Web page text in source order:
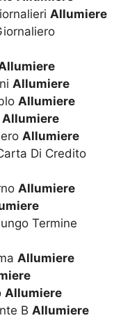
Allumiere
Allumiere
Allumiere
Allumiere
Allumiere
Di Credito
Allumiere
Termine
Allumiere
Allumiere
B Allumiere